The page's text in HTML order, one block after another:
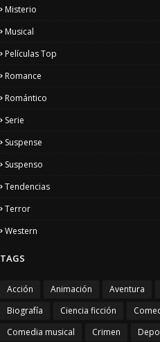
Misterio
Musical
Películas Top
Romance
Romántico
Serie
Suspense
Suspenso
Tendencias
Terror
Western
TAGS
Acción Animación Aventura
Biografía
Ciencia ficción
Comedia musical
Crimen